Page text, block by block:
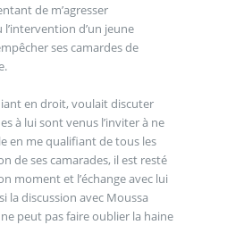
de m’agresser
d’un jeune
ses camardes de
en droit, voulait discuter
à lui sont venus l’inviter à ne
en me qualifiant de tous les
de ses camarades, il est resté
moment et l’échange avec lui
la discussion avec Moussa
pas faire oublier la haine